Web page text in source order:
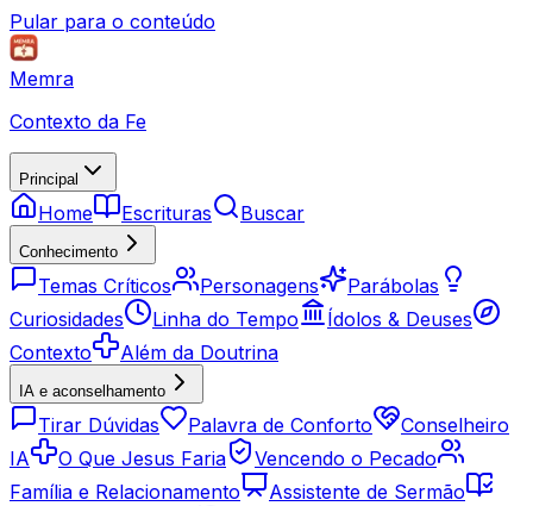
Pular para o conteúdo
Memra
Contexto da Fe
Principal
Home Escrituras Buscar
Conhecimento
Temas Críticos Personagens
Parábolas
Curiosidades
Linha do Tempo
Ídolos & Deuses
Contexto
Além da Doutrina
IA e aconselhamento
Tirar Dúvidas Palavra de Conforto
Conselheiro
IA
O Que Jesus Faria
Vencendo o Pecado
Família e Relacionamento
Assistente de Sermão